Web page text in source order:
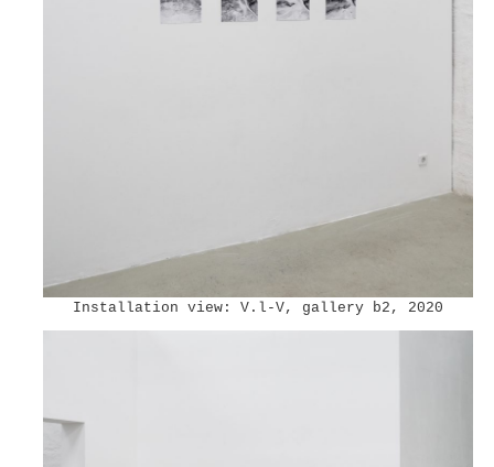
Installation view: V.l-V, gallery b2, 2020